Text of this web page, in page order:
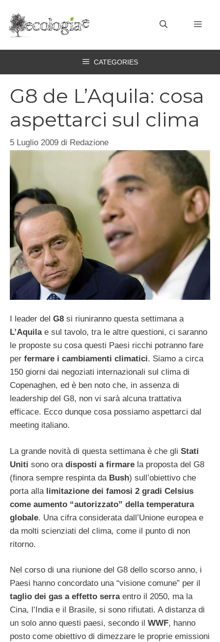
contenuto
CATEGORIES
G8 de L’Aquila: cosa
aspettarci sul clima
5 Luglio 2009 di Redazione
I leader del G8 si riuniranno questa settimana a
L’Aquilae sul tavolo, tra le altre questioni, ci saranno
le proposte su cosa questi Paesi ricchi potranno fare
per fermare i cambiamenti climatici. Siamo a circa
150 giorni dai negoziati internazionali sul clima di
Copenaghen, ed è ben noto che, in assenza di
leadership del G8, non vi sarà alcuna trattativa
efficace. Ecco dunque cosa possiamo aspettarci dal
meeting italiano.
La grande novità di questa settimana è che gli Stati
Uniti sono ora disposti a firmare la proposta del G8
(finora sempre respinta da Bush) sull’obiettivo che
porta alla limitazione dei famosi 2 gradi Celsius
come aumento “autorizzato” della temperatura
globale. Una cifra considerata dall’Unione europea e
da molti scienziati del clima, come il punto di non
ritorno.
Nel corso di una riunione del G8 dello scorso anno, i
Paesi hanno concordato una “visione comune” per il
taglio dei gas a effetto serraentro il 2050, ma la
Cina, l’India e il Brasile, si sono rifiutati. A distanza di
un solo anno questi paesi, secondo il WWF, hanno
posto come obiettivo di dimezzare le proprie emissioni